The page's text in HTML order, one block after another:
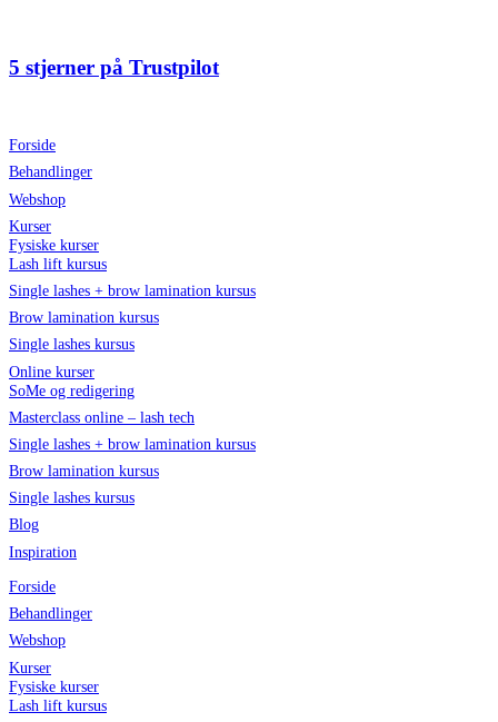
indhold
5 stjerner på Trustpilot
Forside
Behandlinger
Webshop
Kurser
Fysiske kurser
Lash lift kursus
Single lashes + brow lamination kursus
Brow lamination kursus
Single lashes kursus
Online kurser
SoMe og redigering
Masterclass online – lash tech
Single lashes + brow lamination kursus
Brow lamination kursus
Single lashes kursus
Blog
Inspiration
Forside
Behandlinger
Webshop
Kurser
Fysiske kurser
Lash lift kursus